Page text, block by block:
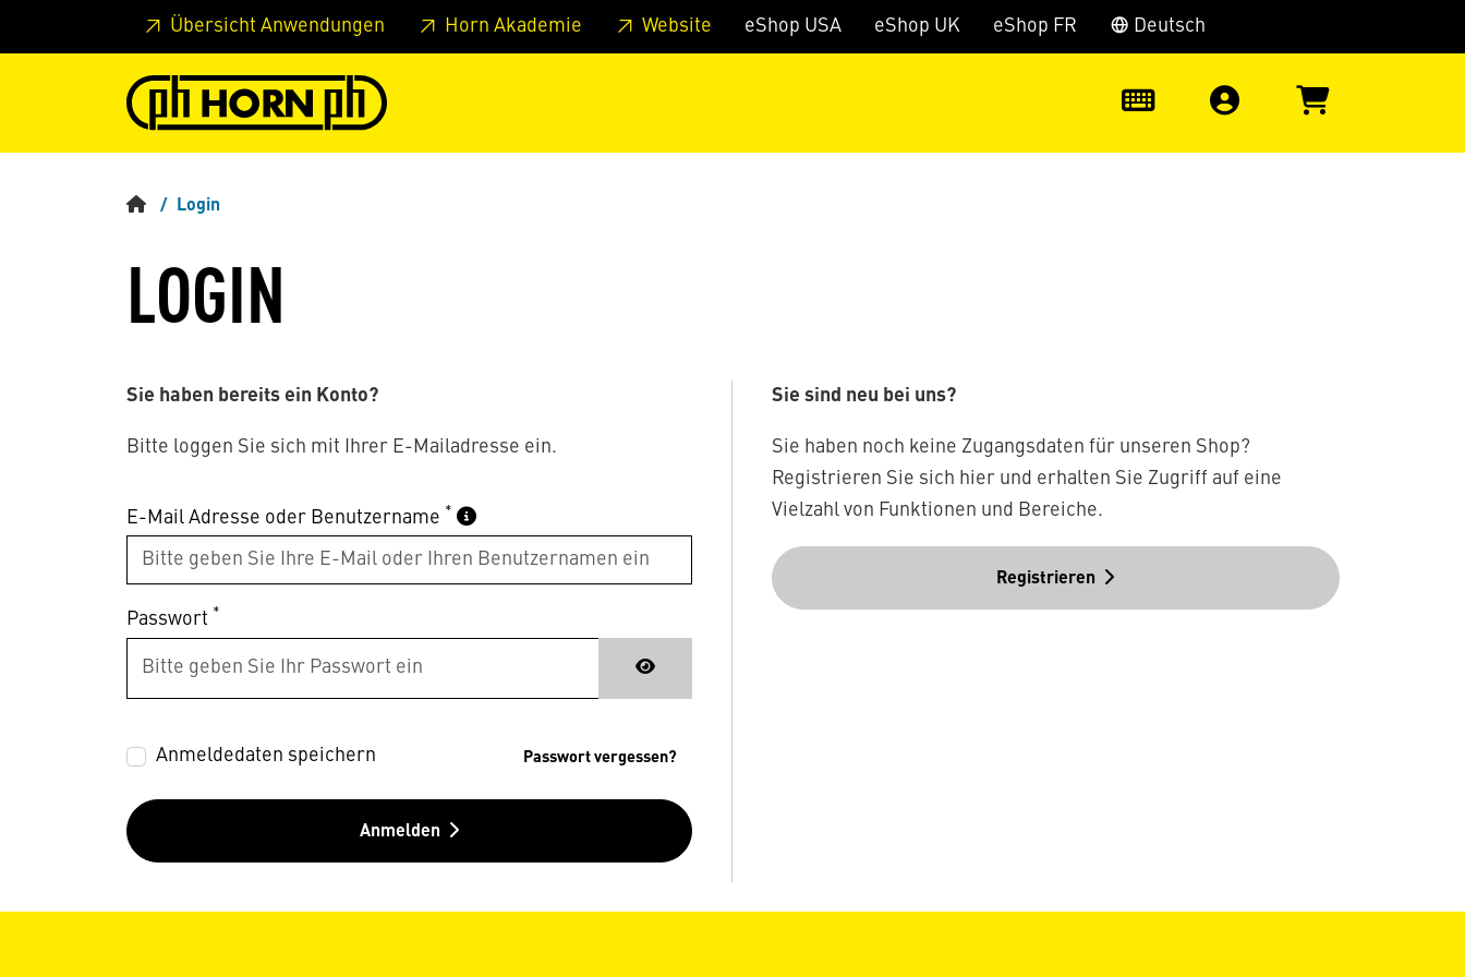
Springe zu Hauptinhalt Springe zum Header Springe zum Footer Springe zum Hauptmenu Springe zur Suche
Übersicht Anwendungen Horn Akademie Website eShop USA eShop UK eShop FR Deutsch
Login
LOGIN
Sie haben bereits ein Konto?
Bitte loggen Sie sich mit Ihrer E-Mailadresse ein.
E-Mail Adresse oder Benutzername *
Passwort *
Anmeldedaten speichern Passwort vergessen?
Anmelden
Sie sind neu bei uns?
Sie haben noch keine Zugangsdaten für unseren Shop?
Registrieren Sie sich hier und erhalten Sie Zugriff auf eine
Vielzahl von Funktionen und Bereiche.
Registrieren